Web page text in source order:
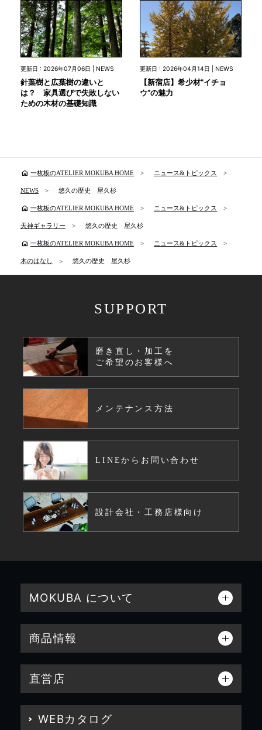
更新日 : 2026年07月06日 | NEWS
針葉樹と広葉樹の違いと
は？ 家具選びで失敗しない
ための木材の基礎知識
更新日 : 2026年04月14日 | NEWS
【新宿店】希少材”イチョ
ウ”の魅力
home 一枚板のATELIER MOKUBA HOME ニュース&トピックス
NEWS 悠久の歴史 屋久杉
home 一枚板のATELIER MOKUBA HOME ニュース&トピックス
天神ギャラリー 悠久の歴史 屋久杉
home 一枚板のATELIER MOKUBA HOME ニュース&トピックス
木のはなし 悠久の歴史 屋久杉
SUPPORT
磨き直し・加工を
ご希望のお客様へ
メンテナンス方法
LINEからお問い合わせ
設計会社・工務店様向け
MOKUBA について
商品情報
直営店
WEBカタログ